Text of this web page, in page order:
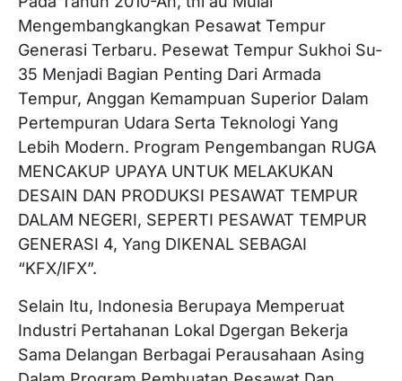
Mengembangkangkan Pesawat Tempur
Generasi Terbaru. Pesewat Tempur Sukhoi Su-
35 Menjadi Bagian Penting Dari Armada
Tempur, Anggan Kemampuan Superior Dalam
Pertempuran Udara Serta Teknologi Yang
Lebih Modern. Program Pengembangan RUGA
MENCAKUP UPAYA UNTUK MELAKUKAN
DESAIN DAN PRODUKSI PESAWAT TEMPUR
DALAM NEGERI, SEPERTI PESAWAT TEMPUR
GENERASI 4, Yang DIKENAL SEBAGAI
“KFX/IFX”.
Selain Itu, Indonesia Berupaya Memperuat
Industri Pertahanan Lokal Dgergan Bekerja
Sama Delangan Berbagai Perausahaan Asing